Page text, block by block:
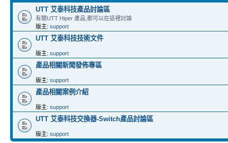
UTT 艾泰科技產品討論區
有關UTT Hiper 產品,都可以在這裡討論
版主: support
UTT 艾泰科技技術文件
版主: support
產品相關新聞發佈專區
版主: support
產品相關案例介紹
版主: support
UTT 艾泰科技交換器-Switch產品討論區
版主: support